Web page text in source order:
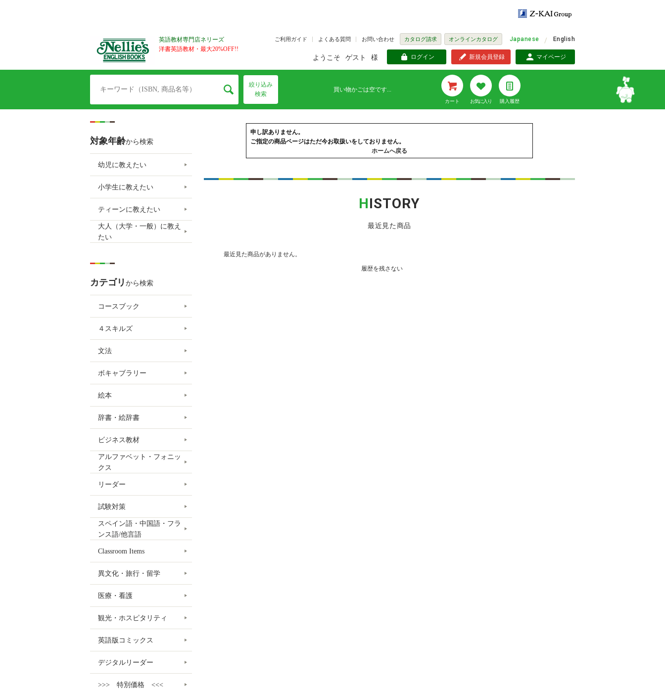
英語教材専門店ネリーズ
洋書英語教材・最大20%OFF!!
ご利用ガイド よくある質問 お問い合わせ カタログ請求 オンラインカタログ Japanese English
ようこそ ゲスト 様 ログイン 新規会員登録 マイページ
絞り込み
検索
買い物かごは空です...
カート お気に入り 購入履歴
申し訳ありません。
ご指定の商品ページはただ今お取扱いをしておりません。
ホームへ戻る
HISTORY
最近見た商品
最近見た商品がありません。
履歴を残さない
対象年齢から検索
幼児に教えたい
小学生に教えたい
ティーンに教えたい
大人（大学・一般）に教え
たい
カテゴリ から検索
コースブック
４スキルズ
文法
ボキャブラリー
絵本
辞書・絵辞書
ビジネス教材
アルファベット・フォニッ
クス
リーダー
試験対策
スペイン語・中国語・フラ
ンス語/他言語
Classroom Items
異文化・旅行・留学
医療・看護
観光・ホスピタリティ
英語版コミックス
デジタルリーダー
>>> 特別価格 <<<